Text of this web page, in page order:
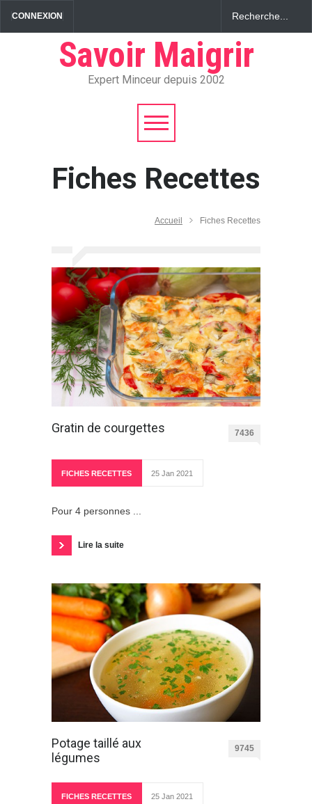
CONNEXION
Savoir Maigrir
Expert Minceur depuis 2002
Fiches Recettes
Accueil Fiches Recettes
Gratin de courgettes 7436
FICHES RECETTES 25 Jan 2021
Pour 4 personnes ...
Lire la suite
Potage taillé aux
légumes
9745
FICHES RECETTES 25 Jan 2021